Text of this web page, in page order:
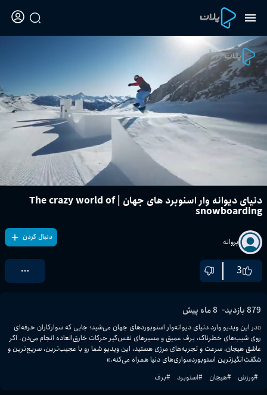
دنیای دیوانه وار اسنوبرد های جهان | The crazy world of
snowboarding
پروانه دنبال کردن
3
879بازدید- 8 ماه پیش
«در این ویدیو وارد دنیای دیوانه‌وار اسنوبوردهای جهان می‌شید؛ جایی که سوارکاران حرفه‌ای
روی شیب‌های خطرناک، برف عمیق و مسیرهای نفس‌گیر حرکات خارق‌العاده انجام می‌دن. اگر
عاشق هیجان، سرعت و تجربه‌های مرزی هستید، این ویدیو شما رو با عجیب‌ترین، سریع‌ترین و
شگفت‌انگیزترین اسنوبوردسواری‌های دنیا همراه می‌کنه.»
#ورزش #هیجان #اسنوبرد #برف